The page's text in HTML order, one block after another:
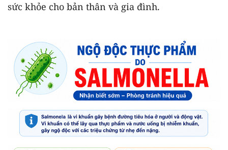
sức khỏe cho bản thân và gia đình.